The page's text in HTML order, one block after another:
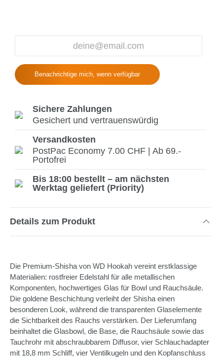
Benachrichtige mich, wenn verfügbar
Sichere Zahlungen
Gesichert und vertrauenswürdig
Versandkosten
PostPac Economy 7.00 CHF | Ab 69.-
Portofrei
Bis 18:00 bestellt – am nächsten
Werktag geliefert (Priority)
Details zum Produkt
Die Premium-Shisha von WD Hookah vereint erstklassige
Materialien: rostfreier Edelstahl für alle metallischen
Komponenten, hochwertiges Glas für Bowl und Rauchsäule.
Die goldene Beschichtung verleiht der Shisha einen
besonderen Look, während die transparenten Glaselemente
die Sichtbarkeit des Rauchs verstärken. Der Lieferumfang
beinhaltet die Glasbowl, die Base, die Rauchsäule sowie das
Tauchrohr mit abschraubbarem Diffusor, vier Schlauchadapter
mit 18,8 mm Schliff, vier Ventilkugeln und den Kopfanschluss